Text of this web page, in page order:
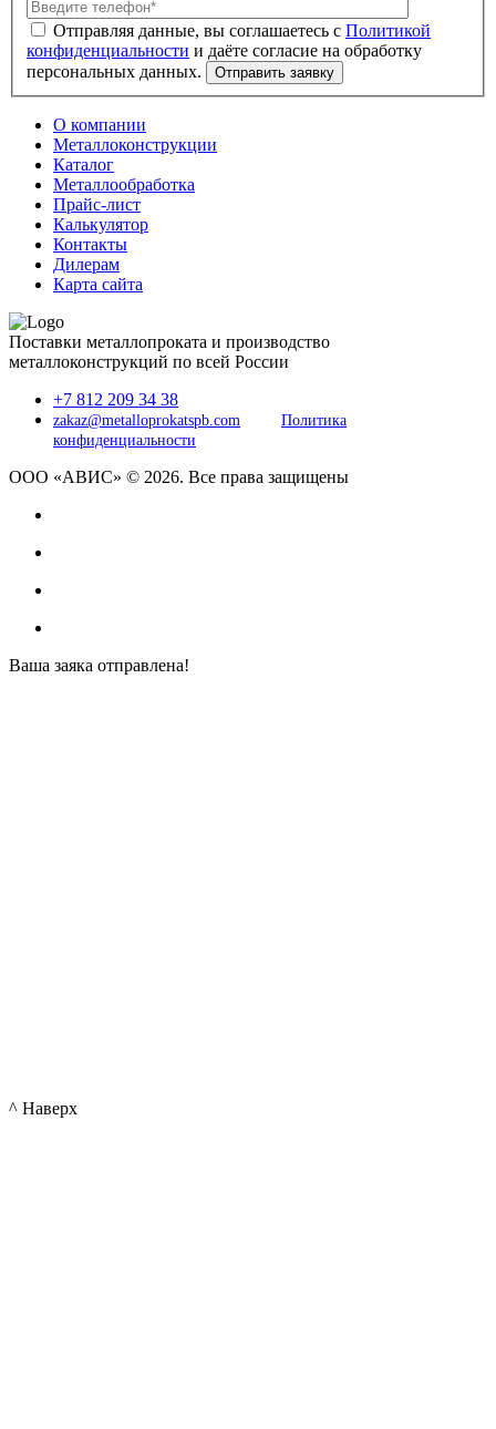
Политикой
конфиденциальности
О компании
Металлоконструкции
Каталог
Металлообработка
Прайс-лист
Калькулятор
Контакты
Дилерам
Карта сайта
Поставки металлопроката и производство
металлоконструкций по всей России
+7 812 209 34 38
zakaz@metalloprokatspb.com
Политика
конфиденциальности
ООО «АВИС» © 2026. Все права защищены
Ваша заяка отправлена!
^ Наверх